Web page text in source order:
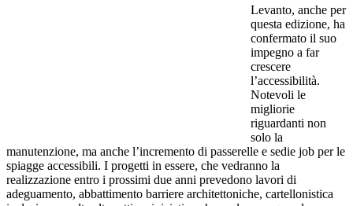
Levanto, anche per
questa edizione, ha
confermato il suo
impegno a far
crescere
l’accessibilità.
Notevoli le
migliorie
riguardanti non
solo la
manutenzione, ma anche l’incremento di passerelle e sedie job per le
spiagge accessibili. I progetti in essere, che vedranno la
realizzazione entro i prossimi due anni prevedono lavori di
adeguamento, abbattimento barriere architettoniche, cartellonistica